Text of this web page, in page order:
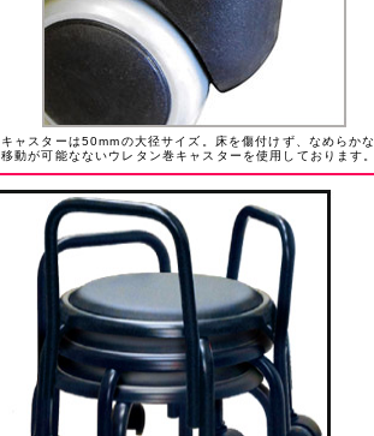
キャスターは50mmの大径サイズ。床を傷付けず、なめらかな
移動が可能なないウレタン巻キャスターを使用しております。